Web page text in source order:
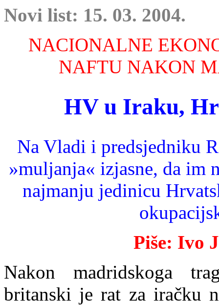
Novi list: 15. 03. 2004.
NACIONALNE
NAFTU NAKON
HV u Iraku,
Na Vladi i predsjedniku
»muljanja« izjasne, da im
najmanju jedinicu
Piše: Ivo
Nakon madridskoga
britanski je rat za iračku